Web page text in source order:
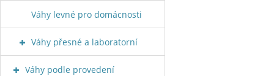
Váhy levné pro domácnosti
Váhy přesné a laboratorní
Váhy podle provedení